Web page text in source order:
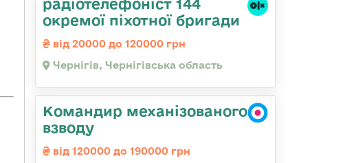
радіотелефоніст 144
окремої піхотної бригади
від 20000 до 120000 грн
Чернігів, Чернігівська область
Командир механізованого
взводу
від 120000 до 190000 грн